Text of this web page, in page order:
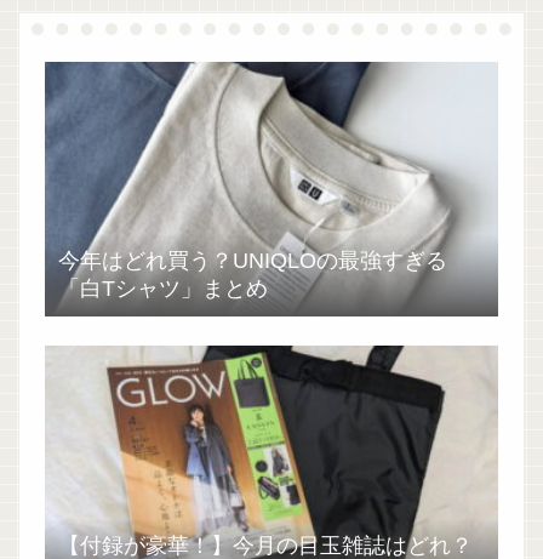
今年はどれ買う？UNIQLOの最強すぎる
「白Tシャツ」まとめ
【付録が豪華！】今月の目玉雑誌はどれ？